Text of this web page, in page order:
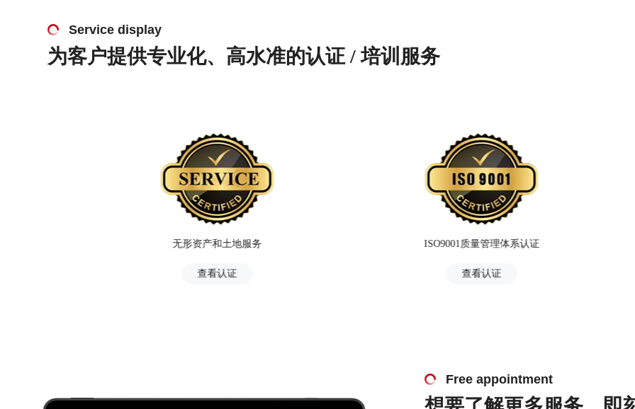
Service display
为客户提供专业化、高水准的认证 / 培训服务
无形资产和土地服务
查看认证
ISO9001质量管理体系认证
查看认证
Free appointment